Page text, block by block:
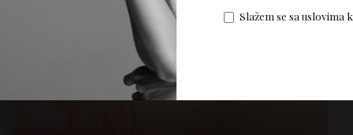
Slažem se sa uslovima